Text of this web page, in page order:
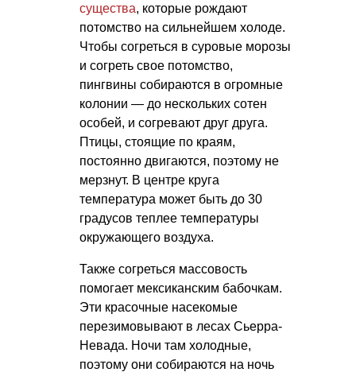
существа, которые рождают
потомство на сильнейшем холоде.
Чтобы согреться в суровые морозы
и согреть свое потомство,
пингвины собираются в огромные
колонии — до нескольких сотен
особей, и согревают друг друга.
Птицы, стоящие по краям,
постоянно двигаются, поэтому не
мерзнут. В центре круга
температура может быть до 30
градусов теплее температуры
окружающего воздуха.
Также согреться массовость
помогает мексиканским бабочкам.
Эти красочные насекомые
перезимовывают в лесах Сьерра-
Невада. Ночи там холодные,
поэтому они собираются на ночь